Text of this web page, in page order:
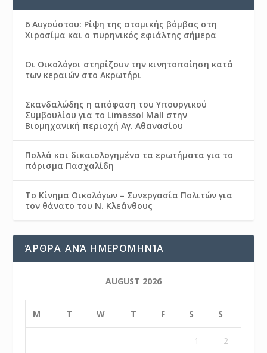
6 Αυγούστου: Ρίψη της ατομικής βόμβας στη
Χιροσίμα και ο πυρηνικός εφιάλτης σήμερα
Οι Οικολόγοι στηρίζουν την κινητοποίηση κατά
των κεραιών στο Ακρωτήρι
Σκανδαλώδης η απόφαση του Υπουργικού
Συμβουλίου για το Limassol Mall στην
Βιομηχανική περιοχή Αγ. Αθανασίου
Πολλά και δικαιολογημένα τα ερωτήματα για το
πόρισμα Πασχαλίδη
Το Κίνημα Οικολόγων – Συνεργασία Πολιτών για
τον θάνατο του Ν. Κλεάνθους
ΆΡΘΡΑ ΑΝΆ ΗΜΕΡΟΜΗΝΊΑ
AUGUST 2026
M T W T F S S
1 2